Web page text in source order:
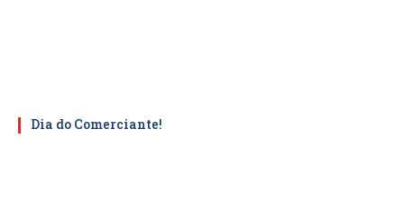
Dia do Comerciante!